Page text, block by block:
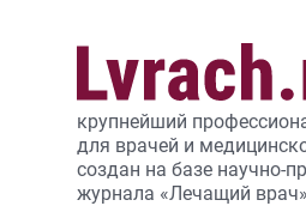
крупнейший
для врачей и
создан на базе научно-
журнала «Лечащий